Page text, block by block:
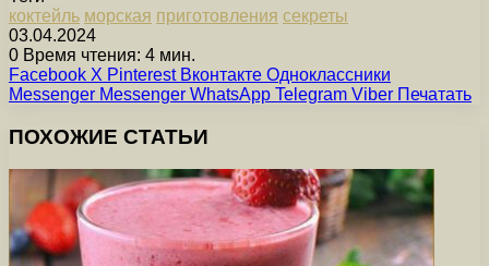
коктейль морская приготовления секреты
03.04.2024
0 Время чтения: 4 мин.
Facebook X Pinterest Вконтакте Одноклассники
Messenger Messenger WhatsApp Telegram Viber Печатать
ПОХОЖИЕ СТАТЬИ